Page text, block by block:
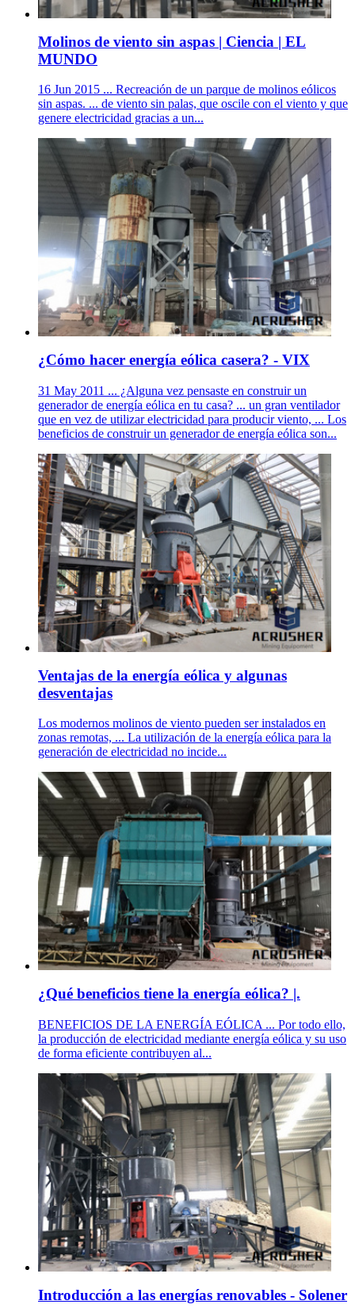
Molinos de viento sin aspas | Ciencia | EL
MUNDO
16 Jun 2015 ... Recreación de un parque de molinos eólicos
sin aspas. ... de viento sin palas, que oscile con el viento y que
genere electricidad gracias a un...
¿Cómo hacer energía eólica casera? - VIX
31 May 2011 ... ¿Alguna vez pensaste en construir un
generador de energía eólica en tu casa? ... un gran ventilador
que en vez de utilizar electricidad para producir viento, ... Los
beneficios de construir un generador de energía eólica son...
Ventajas de la energía eólica y algunas
desventajas
Los modernos molinos de viento pueden ser instalados en
zonas remotas, ... La utilización de la energía eólica para la
generación de electricidad no incide...
¿Qué beneficios tiene la energía eólica? |.
BENEFICIOS DE LA ENERGÍA EÓLICA ... Por todo ello,
la producción de electricidad mediante energía eólica y su uso
de forma eficiente contribuyen al...
Introducción a las energías renovables - Solener